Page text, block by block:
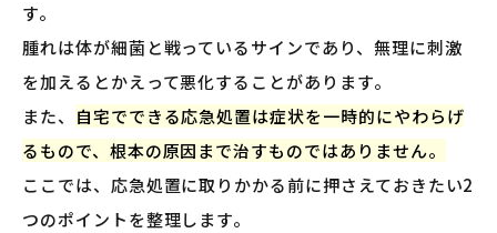
す。
腫れは体が細菌と戦っているサインであり、無理に刺激
を加えるとかえって悪化することがあります。
また、
自宅でできる応急処置は症状を一時的にやわらげ
るもので、根本の原因まで治すものではありません。
ここでは、応急処置に取りかかる前に押さえておきたい2
つのポイントを整理します。